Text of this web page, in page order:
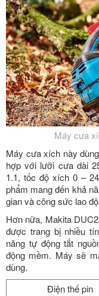
Máy cưa
Máy cưa xích này
hợp với lưỡi cưa dài
1.1, tốc độ xích 0 –
phẩm mang đến khả
gian và công sức lao
Hơn nữa, Makita
được trang bị nhiều
năng tự động tắt
động mềm. Máy sẽ
dùng.
Điện thế pin